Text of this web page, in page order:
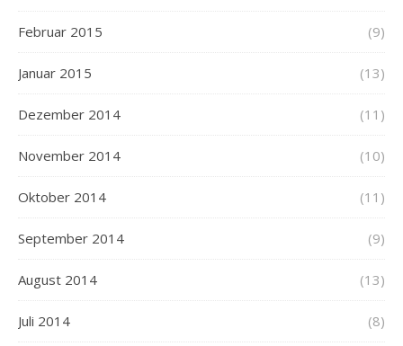
Februar 2015 (9)
Januar 2015 (13)
Dezember 2014 (11)
November 2014 (10)
Oktober 2014 (11)
September 2014 (9)
August 2014 (13)
Juli 2014 (8)